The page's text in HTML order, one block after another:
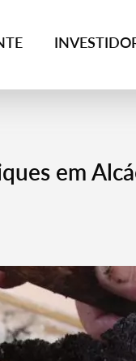
em